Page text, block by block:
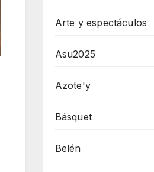
Arte y espectáculos
Asu2025
Azote'y
Básquet
Belén